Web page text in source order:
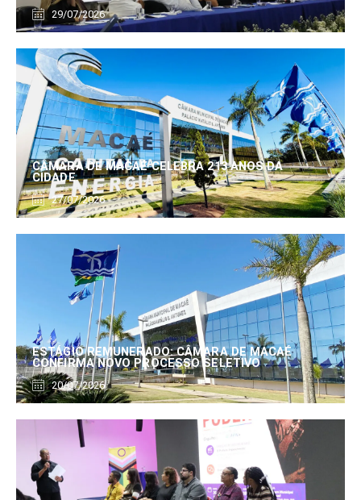
29/07/2026
CÂMARA DE MACAÉ CELEBRA 213 ANOS DA
CIDADE
27/07/2026
ESTÁGIO REMUNERADO: CÂMARA DE MACAÉ
CONFIRMA NOVO PROCESSO SELETIVO
20/07/2026